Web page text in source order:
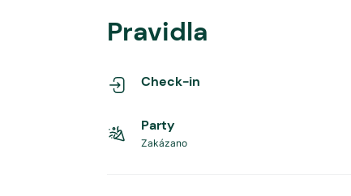
Pravidla
Check-in
Party
Zakázano